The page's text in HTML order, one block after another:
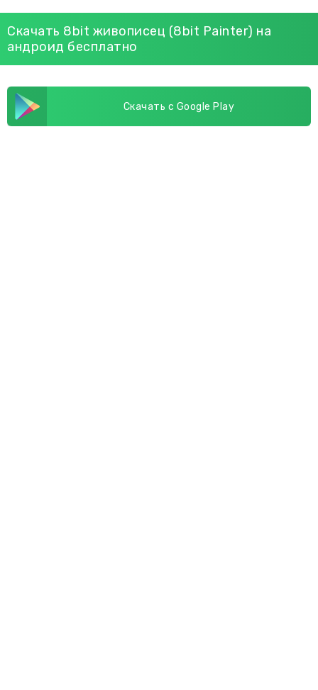
Скачать 8bit живописец (8bit Painter) на
андроид бесплатно
Скачать с Google Play